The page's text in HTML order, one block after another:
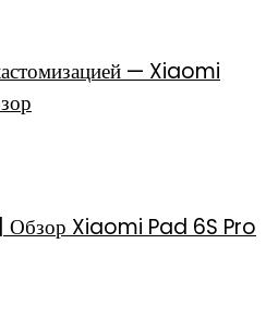
— Xiaomi
| Обзор Xiaomi Pad 6S Pro